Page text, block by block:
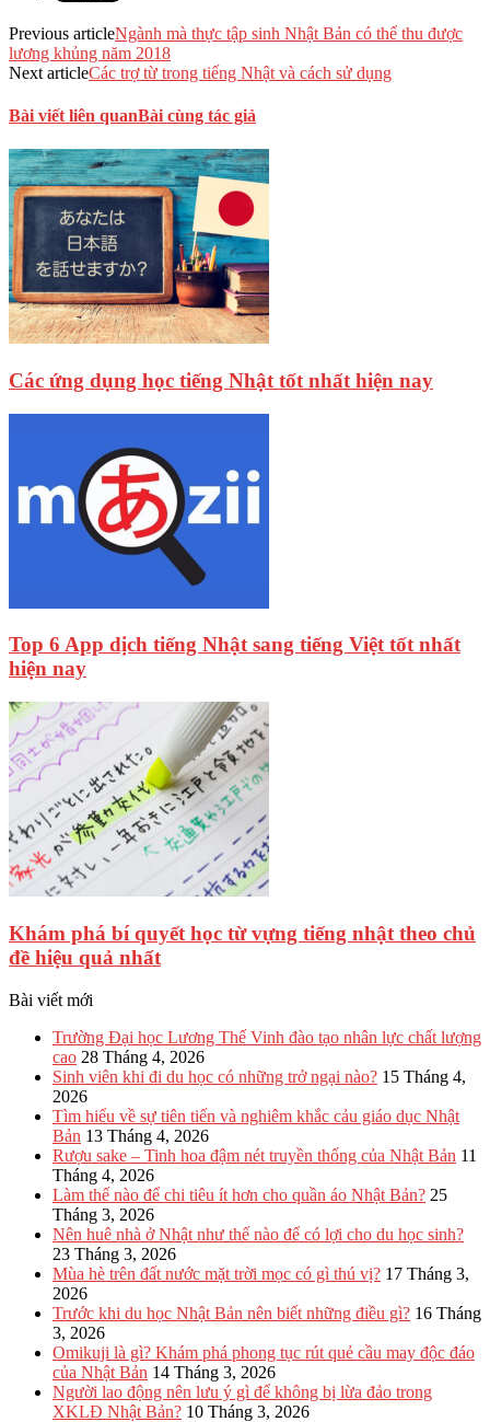
Previous articleNgành mà thực tập sinh Nhật Bản có thể thu được
lương khủng năm 2018
Next articleCác trợ từ trong tiếng Nhật và cách sử dụng
Bài viết liên quanBài cùng tác giả
Các ứng dụng học tiếng Nhật tốt nhất hiện nay
Top 6 App dịch tiếng Nhật sang tiếng Việt tốt nhất
hiện nay
Khám phá bí quyết học từ vựng tiếng nhật theo chủ
đề hiệu quả nhất
Bài viết mới
Trường Đại học Lương Thế Vinh đào tạo nhân lực chất lượng
cao 28 Tháng 4, 2026
Sinh viên khi đi du học có những trở ngại nào? 15 Tháng 4,
2026
Tìm hiểu về sự tiên tiến và nghiêm khắc cảu giáo dục Nhật
Bản 13 Tháng 4, 2026
Rượu sake – Tinh hoa đậm nét truyền thống của Nhật Bản 11
Tháng 4, 2026
Làm thế nào để chi tiêu ít hơn cho quần áo Nhật Bản? 25
Tháng 3, 2026
Nên huê nhà ở Nhật như thế nào để có lợi cho du học sinh?
23 Tháng 3, 2026
Mùa hè trên đất nước mặt trời mọc có gì thú vị? 17 Tháng 3,
2026
Trước khi du học Nhật Bản nên biết những điều gì? 16 Tháng
3, 2026
Omikuji là gì? Khám phá phong tục rút quẻ cầu may độc đáo
của Nhật Bản 14 Tháng 3, 2026
Người lao động nên lưu ý gì để không bị lừa đảo trong
XKLĐ Nhật Bản? 10 Tháng 3, 2026